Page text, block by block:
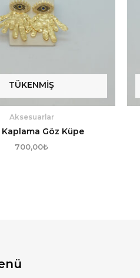
TÜKENMIŞ
Aksesuarlar
Kaplama Göz Küpe
700,00₺